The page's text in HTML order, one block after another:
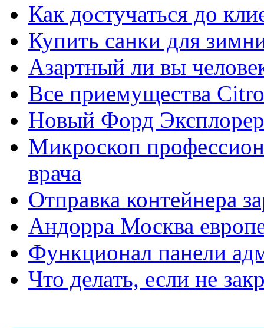
Как достучаться до
Купить санки для
Азартный ли вы
Все приемущества
Новый Форд
Микроскоп
врача
Отправка контейнера
Андорра Москва
Функционал панели
Что делать, если не